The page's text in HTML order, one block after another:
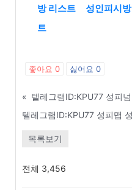
방 리스트
성인피시방
트
좋아요 0 싫어요 0
«
목록보기
전체 3,456